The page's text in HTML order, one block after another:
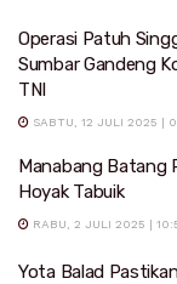
Operasi Patuh
Sumbar Gandeng
TNI
SABTU, 12 JULI 2025 |
Manabang Batang
Hoyak Tabuik
RABU, 2 JULI 2025 |
Yota Balad